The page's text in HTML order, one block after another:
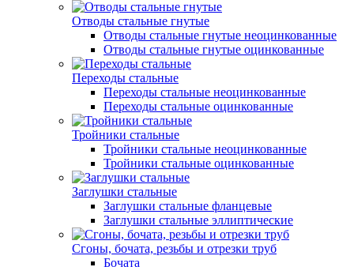
Отводы стальные гнутые
Отводы стальные гнутые неоцинкованные
Отводы стальные гнутые оцинкованные
Переходы стальные
Переходы стальные неоцинкованные
Переходы стальные оцинкованные
Тройники стальные
Тройники стальные неоцинкованные
Тройники стальные оцинкованные
Заглушки стальные
Заглушки стальные фланцевые
Заглушки стальные эллиптические
Сгоны, бочата, резьбы и отрезки труб
Бочата